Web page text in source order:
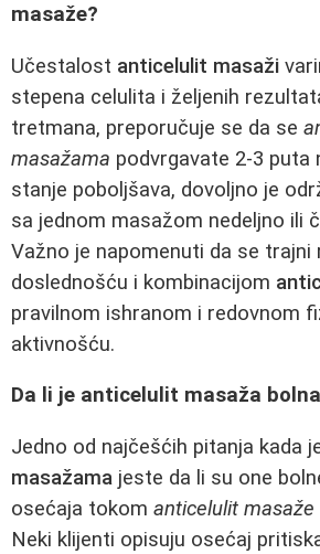
masaže?
Učestalost anticelulit masaži
stepena celulita i željenih
tretmana, preporučuje se da se
masažama podvrgavate 2-3 puta
stanje poboljšava, dovoljno je
sa jednom masažom nedeljno ili
Važno je napomenuti da se
doslednošću i kombinacijom
pravilnom ishranom i redovnom
aktivnošću.
Da li je anticelulit masaža
Jedno od najčešćih pitanja kada
masažama jeste da li su one
osećaja tokom anticelulit masaže
Neki klijenti opisuju osećaj